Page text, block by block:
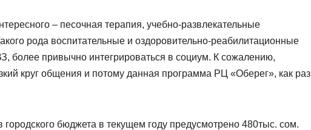
– песочная терапия, учебно-развлекательные
рода воспитательные и оздоровительно-реабилитационные
более привычно интегрироваться в социум. К сожалению,
круг общения и потому данная программа РЦ «Оберег», как раз
городского бюджета в текущем году предусмотрено 480тыс. сом.